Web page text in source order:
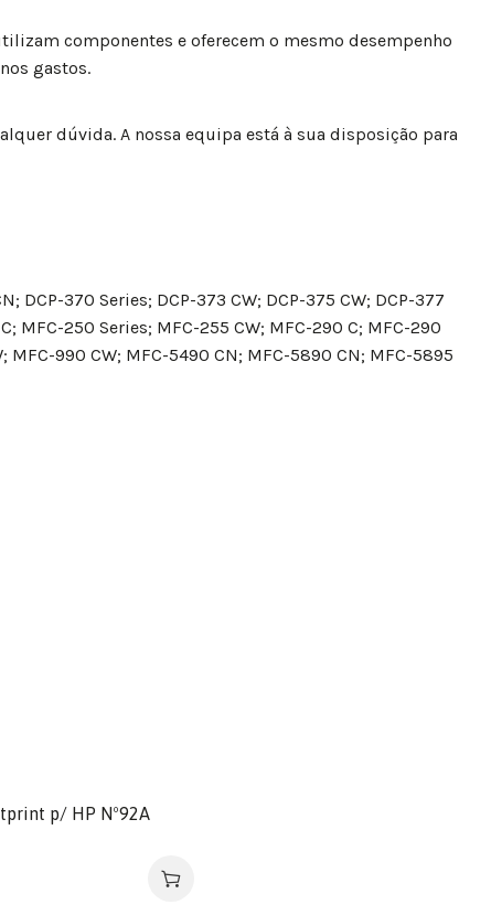
componentes e oferecem o mesmo desempenho
gastos.
dúvida. A nossa equipa está à sua disposição para
DCP-370 Series; DCP-373 CW; DCP-375 CW; DCP-377
MFC-250 Series; MFC-255 CW; MFC-290 C; MFC-290
MFC-990 CW; MFC-5490 CN; MFC-5890 CN; MFC-5895
p/ HP Nº92A